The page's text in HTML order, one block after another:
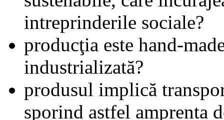
intreprinderile sociale?
producţia este hand-
industrializată?
produsul implică
sporind astfel amprenta